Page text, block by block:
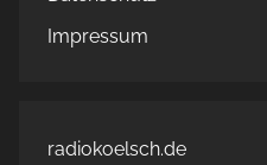
Impressum
radiokoelsch.de